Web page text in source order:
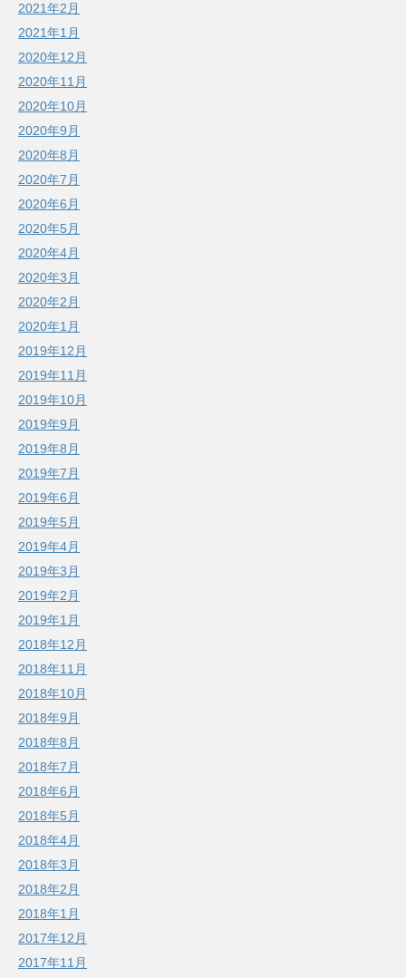
2021年2月
2021年1月
2020年12月
2020年11月
2020年10月
2020年9月
2020年8月
2020年7月
2020年6月
2020年5月
2020年4月
2020年3月
2020年2月
2020年1月
2019年12月
2019年11月
2019年10月
2019年9月
2019年8月
2019年7月
2019年6月
2019年5月
2019年4月
2019年3月
2019年2月
2019年1月
2018年12月
2018年11月
2018年10月
2018年9月
2018年8月
2018年7月
2018年6月
2018年5月
2018年4月
2018年3月
2018年2月
2018年1月
2017年12月
2017年11月